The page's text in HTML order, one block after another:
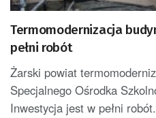
Termomodernizacja
pełni robót
Żarski powiat
Specjalnego Ośrodka
Inwestycja jest w pełni